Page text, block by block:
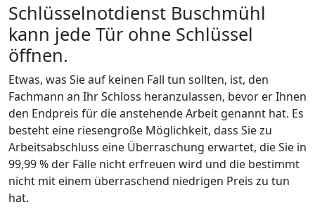
Schlüsselnotdienst Buschmühl
kann jede Tür ohne Schlüssel
öffnen.
Etwas, was Sie auf keinen Fall tun sollten, ist, den
Fachmann an Ihr Schloss heranzulassen, bevor er Ihnen
den Endpreis für die anstehende Arbeit genannt hat. Es
besteht eine riesengroße Möglichkeit, dass Sie zu
Arbeitsabschluss eine Überraschung erwartet, die Sie in
99,99 % der Fälle nicht erfreuen wird und die bestimmt
nicht mit einem überraschend niedrigen Preis zu tun
hat.